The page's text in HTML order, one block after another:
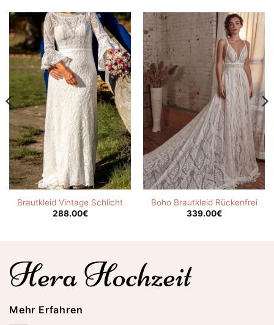
Brautkleid Vintage Schlicht
288.00€
Boho Brautkleid Rückenfrei
339.00€
Mehr Erfahren